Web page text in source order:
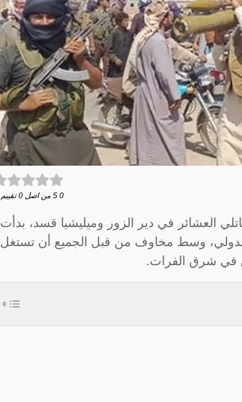
0
5 من اصل 0 تقييم.
العشائر في دير الزور وميليشيا قسد، بدأت
وسط مخاوف من قبل الجميع أن تستغل
في شرق الفرات.